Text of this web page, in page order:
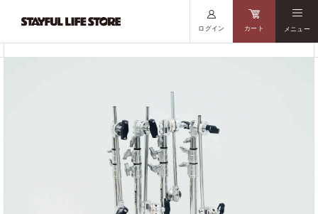
ログイン カート メニュー